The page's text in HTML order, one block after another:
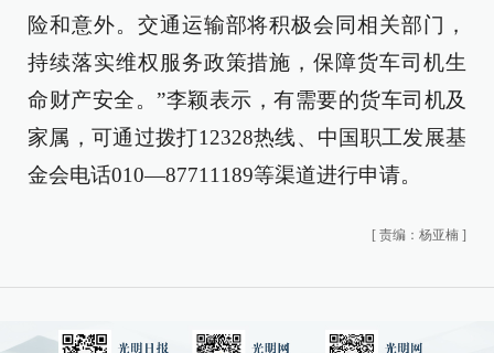
险和意外。交通运输部将积极会同相关部门，
持续落实维权服务政策措施，保障货车司机生
命财产安全。”李颖表示，有需要的货车司机及
家属，可通过拨打12328热线、中国职工发展基
金会电话010—87711189等渠道进行申请。
[ 责编：杨亚楠 ]